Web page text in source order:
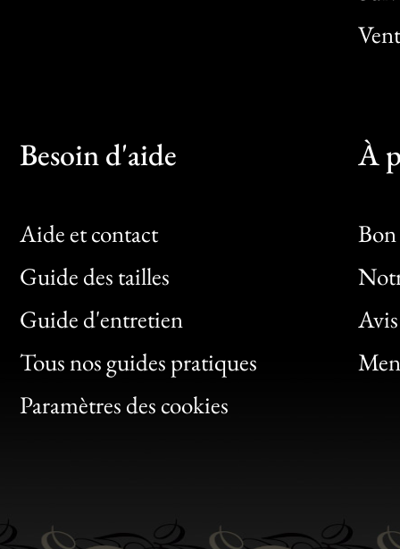
Besoin d'aide
Aide et contact
Guide des tailles
Guide d'entretien
Tous nos guides pratiques
Paramètres des cookies
À
Bon
Clic